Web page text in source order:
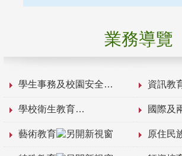
業務導覽
學生事務及校園安全 資訊教
學校衛生教育 國際及
藝術教育 原住民